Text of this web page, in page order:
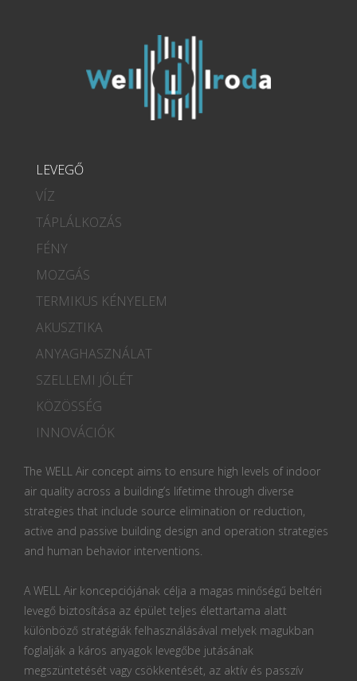
LEVEGŐ
VÍZ
TÁPLÁLKOZÁS
FÉNY
MOZGÁS
TERMIKUS KÉNYELEM
AKUSZTIKA
ANYAGHASZNÁLAT
SZELLEMI JÓLÉT
KÖZÖSSÉG
INNOVÁCIÓK
The WELL Air concept aims to ensure high levels of indoor
air quality across a building’s lifetime through diverse
strategies that include source elimination or reduction,
active and passive building design and operation strategies
and human behavior interventions.
A WELL Air koncepciójának célja a magas minőségű beltéri
levegő biztosítása az épület teljes élettartama alatt
különböző stratégiák felhasználásával melyek magukban
foglalják a káros anyagok levegőbe jutásának
megszüntetését vagy csökkentését, az aktív és passzív